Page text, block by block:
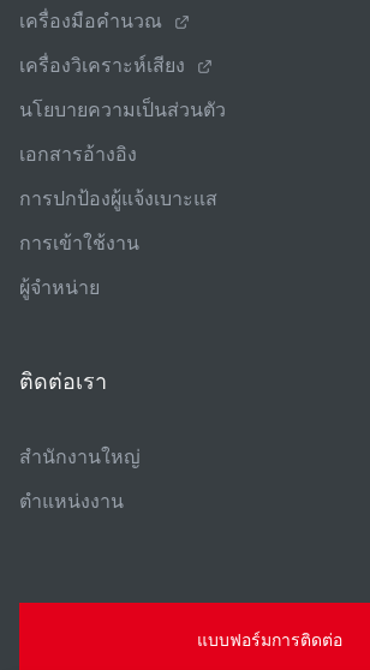
เครื่องมือคํานวณ
เครื่องวิเคราะห์เสียง
นโยบายความเป็นส่วนตัว
เอกสารอ้างอิง
การปกป้องผู้แจ้งเบาะแส
การเข้าใช้งาน
ผู้จําหน่าย
ติดต่อเรา
สํานักงานใหญ่
ตําแหน่งงาน
แบบฟอร์มการติดต่อ